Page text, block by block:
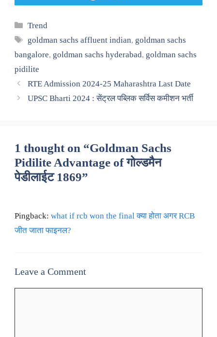
Categories
Trend
Tags
goldman sachs affluent indian, goldman sachs
bangalore, goldman sachs hyderabad, goldman sachs
pidilite
RTE Admission 2024-25 Maharashtra Last Date
UPSC Bharti 2024 : सेंट्रल पब्लिक सर्विस कमीशन भर्ती
1 thought on “Goldman Sachs
Pidilite Advantage of गोल्डमैन
पेडीलाईट 1869”
Pingback: what if rcb won the final क्या होता अगर RCB
जीत जाता फाइनल?
Leave a Comment